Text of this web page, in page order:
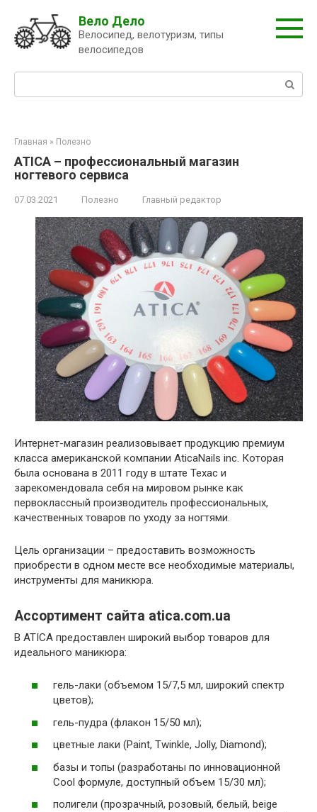
контенту
Вело Дело
Велосипед, велотуризм, типы
велосипедов
Главная » Полезно
ATICA – профессиональный магазин
ногтевого сервиса
07.03.2021 Полезно Главный редактор
Интернет-магазин реализовывает продукцию премиум
класса американской компании AticaNails inc. Которая
была основана в 2011 году в штате Техас и
зарекомендовала себя на мировом рынке как
первоклассный производитель профессиональных,
качественных товаров по уходу за ногтями.
Цель организации – предоставить возможность
приобрести в одном месте все необходимые материалы,
инструменты для маникюра.
Ассортимент сайта atica.com.ua
В ATICA предоставлен широкий выбор товаров для
идеального маникюра:
гель-лаки (объемом 15/7,5 мл, широкий спектр
цветов);
гель-пудра (флакон 15/50 мл);
цветные лаки (Paint, Twinkle, Jolly, Diamond);
базы и топы (разработаны по инновационной
Cool формуле, доступный объем 15/30 мл);
полигели (прозрачный, розовый, белый, beige